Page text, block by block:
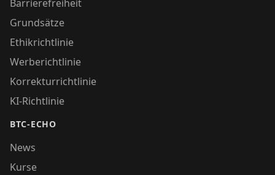
Barrierefreiheit
Grundsätze
Ethikrichtlinie
Werberichtlinie
Korrekturrichtlinie
KI-Richtlinie
BTC-ECHO
News
Kurse